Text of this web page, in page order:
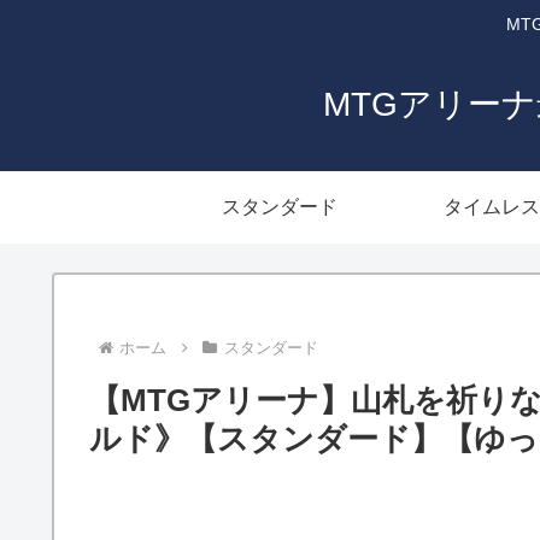
MTGアリー
スタンダード タイムレス
ホーム スタンダード
【MTGアリーナ】山札を祈り
ルド》【スタンダード】【ゆ